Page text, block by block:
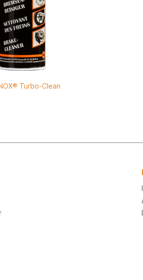
Turbo-Clean